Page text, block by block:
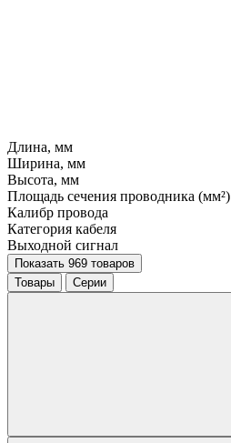
Длина, мм
Ширина, мм
Высота, мм
Площадь сечения проводника (мм²)
Калибр провода
Категория кабеля
Выходной сигнал
Показать 969 товаров
Товары
Серии